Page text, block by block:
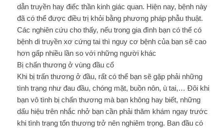
dẫn truyền hay điếc thần kinh giác quan. Hiện nay, bệnh này
đã có thể được điều trị khỏi bằng phương pháp phẫu thuật.
Các nghiên cứu cho thấy, nếu trong gia đình bạn có thể có
bệnh di truyền xơ cứng tai thì nguy cơ bệnh của bạn sẽ cao
hơn gấp nhiều lần so với những người khác
Bị chấn thương ở vùng đầu cổ
Khi bị trấn thương ở đầu, rất có thể bạn sẽ gặp phải những
tình trạng như đau đầu, chóng mặt, buồn nôn, ù tai,… Đôi khi
bạn vô tình bị chấn thương mà bạn không hay biết, những
dấu hiệu trên nhắc nhở bạn cần phải thăm khám ngay trước
khi tình trạng tổn thương trở nên nghiêm trọng. Ban đầu có